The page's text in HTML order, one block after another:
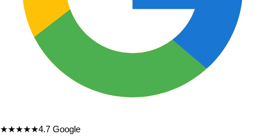
★★★★★4.7 Google